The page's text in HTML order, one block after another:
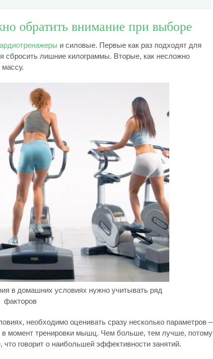
обратить внимание при выборе
и силовые. Первые как раз подходят для
лишние килограммы. Вторые, как несложно
в домашних условиях нужно учитывать ряд
факторов
необходимо оценивать сразу несколько параметров –
в момент тренировки мышц. Чем больше, тем лучше, потому
говорит о наибольшей эффективности занятий.